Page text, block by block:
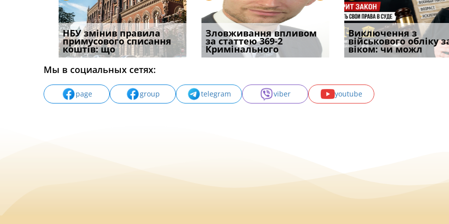
НБУ змінив правила
примусового списання
коштів: що
Якщо суд встановив для
відшкодування шкоди
наявніс
Документи, на яких не
проставляється
апостиль: пер
Водії можуть отримати
компенсацію за
незаконні дії
Зловживання впливом
за статтею 369-2
Кримінального
Переоформлення
відстрочки за іншою
підставою: нов
Особливості захисту у
кримінальному
провадженні: я
Виключення з
військового обліку
віком: чи можл
Восьмий ААС
підтвердив, що
може скас
Мы в социальных сетях:
page group telegram viber youtube